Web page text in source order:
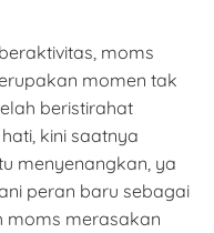
moms
momen tak
beristirahat
kini saatnya
menyenangkan, ya
peran baru sebagai
moms merasakan